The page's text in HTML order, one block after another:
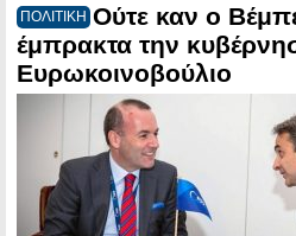
ΠΟΛΙΤΙΚΗ Ούτε καν ο
έμπρακτα την
Ευρωκοινοβούλιο